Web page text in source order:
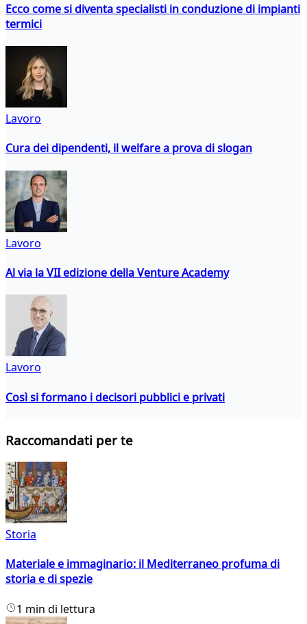
Ecco come si diventa specialisti in conduzione di impianti
termici
Lavoro
Cura dei dipendenti, il welfare a prova di slogan
Lavoro
Al via la VII edizione della Venture Academy
Lavoro
Così si formano i decisori pubblici e privati
Raccomandati per te
Storia
Materiale e immaginario: il Mediterraneo profuma di
storia e di spezie
1 min di lettura